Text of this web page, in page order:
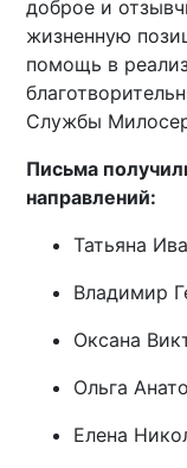
доброе и
жизненную
помощь в
Службы
Письма
направлений:
Татьяна
Владимир
Оксана
Ольга
Елена